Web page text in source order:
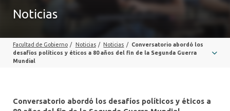
EXTENSIÓN
Noticias
Facultad de Gobierno / Noticias / Noticias /
Conversatorio abordó los
desafíos políticos y éticos a 80 años del fin de la Segunda Guerra
Mundial
Conversatorio abordó los desafíos políticos y éticos a